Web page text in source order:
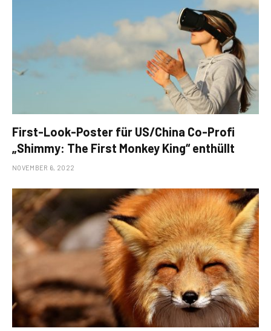
First-Look-Poster für US/China Co-Profi
„Shimmy: The First Monkey King“ enthüllt
NOVEMBER 6, 2022